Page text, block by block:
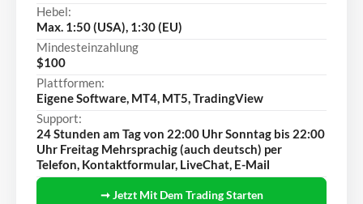
Hebel:
Max. 1:50 (USA), 1:30 (EU)
Mindesteinzahlung
$100
Plattformen:
Eigene Software, MT4, MT5, TradingView
Support:
24 Stunden am Tag von 22:00 Uhr Sonntag bis 22:00
Uhr Freitag Mehrsprachig (auch deutsch) per
Telefon, Kontaktformular, LiveChat, E-Mail
➞ Jetzt Mit Dem Trading Starten